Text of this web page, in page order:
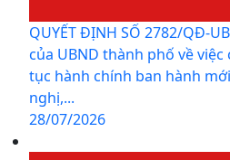
QUYẾT ĐỊNH SỐ 2782/QĐ-
của UBND thành phố về
tục hành chính ban hành
nghị,...
28/07/2026